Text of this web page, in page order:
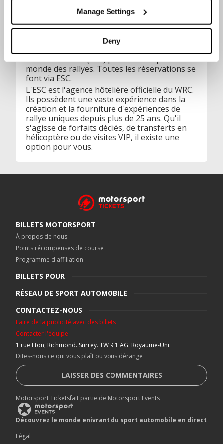
Manage Settings
Deny
Motorsport Tickets est un partenaire officiel
Communication (ESC) pour le championnat du
monde des rallyes. Toutes les réservations se
font via ESC.
L'ESC est l'agence hôtelière officielle du WRC.
Ils possèdent une vaste expérience dans la
création et la fourniture d'expériences de
rallye uniques depuis plus de 25 ans. Qu'il
s'agisse de forfaits dédiés, de transferts en
hélicoptère ou de visites VIP, il existe une
option pour vous.
BILLETS MOTORSPORT
À propos de nous
Points récompenses de course
Programme d'affiliation
BILLETS POUR
RÉSEAU DE SPORT AUTOMOBILE
CONTACTEZ-NOUS
Faire de la publicité avec des billets
Contacter l'équipe
1 rue Eton, Richmond. Surrey. TW 9 1 AG. Royaume-Uni.
Dites-nous ce qui vous plaît ou vous dérange
LAISSER DES COMMENTAIRES
Motorsport Ticketsfait partie de Motorsport Events
Découvrez le monde enivrant du sport automobile en direct
Légal